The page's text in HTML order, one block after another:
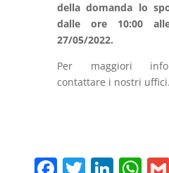
della domanda lo
dalle ore 10:00
27/05/2022.
Per maggiori
contattare i nostri uffici.